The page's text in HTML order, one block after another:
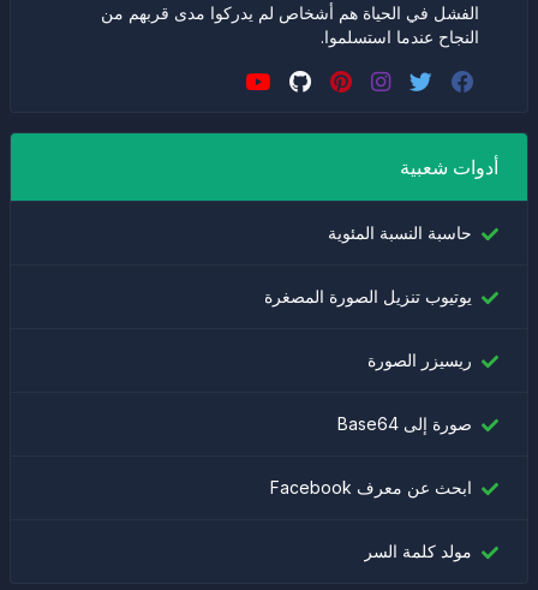
الفشل في الحياة هم أشخاص لم يدركوا مدى قربهم من
النجاح عندما استسلموا.
أدوات شعبية
حاسبة النسبة المئوية
يوتيوب تنزيل الصورة المصغرة
ريسيزر الصورة
صورة إلى Base64
ابحث عن معرف Facebook
مولد كلمة السر